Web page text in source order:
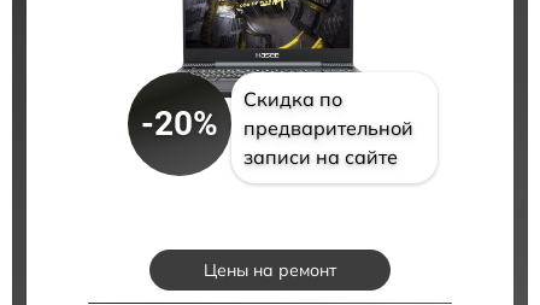
-20%
Скидка по
предварительной
записи на сайте
Цены на ремонт